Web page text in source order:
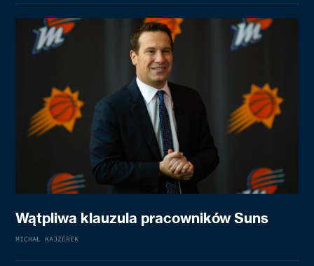
Wątpliwa klauzula pracowników Suns
MICHAŁ KAJZEREK